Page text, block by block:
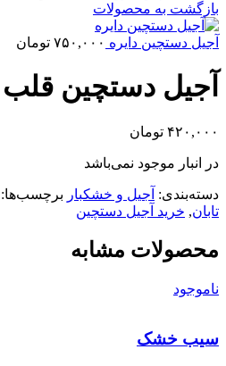
بازگشت به محصولات
آجیل دستچین دایره ۷۵۰,۰۰۰ تومان
آجیل دستچین قلب
۴۲۰,۰۰۰ تومان
در انبار موجود نمی‌باشد
دسته‌بندی: آجیل و خشکبار برچسب‌ها:
تابان, خرید آجیل دستچین
محصولات مشابه
ناموجود
سیب خشک